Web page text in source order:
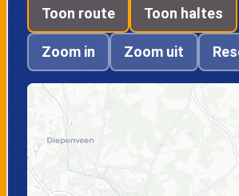
Toon route Toon haltes
Zoom in Zoom uit